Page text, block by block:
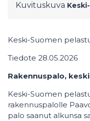
Kuvituskuva
Keski-Suomen
Tiedote 28.05.2026
Rakennuspalo,
Keski-Suomen
rakennuspalolle
palo saanut alkunsa